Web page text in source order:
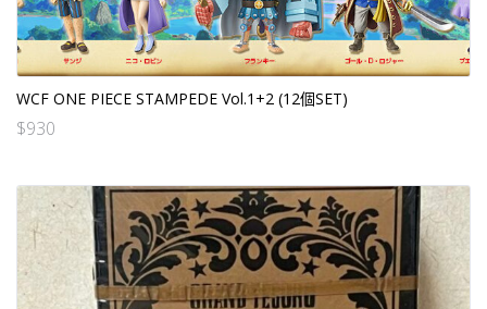
WCF ONE PIECE STAMPEDE Vol.1+2 (12個SET)
$930